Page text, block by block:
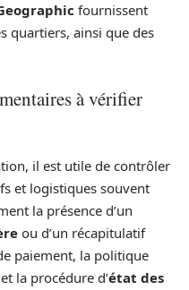
fournissent
quartiers, ainsi que des
à vérifier
il est utile de contrôler
et logistiques souvent
la présence d’un
ou d’un récapitulatif
paiement, la politique
et la procédure d’état des